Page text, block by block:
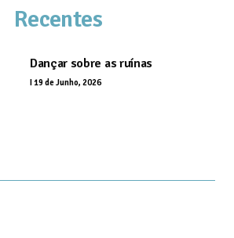
Recentes
Dançar sobre as ruínas
I19 de Junho, 2026